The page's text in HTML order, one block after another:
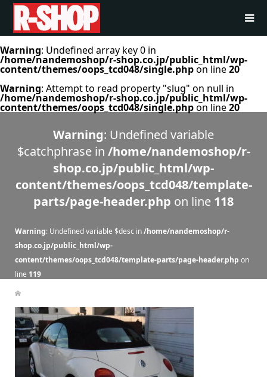
Warning: Undefined array key 0 in
/home/nandemoshop/r-shop.co.jp/public_html/wp-
content/themes/oops_tcd048/single.phpon line20
Warning: Attempt to read property "slug" on null in
/home/nandemoshop/r-shop.co.jp/public_html/wp-
content/themes/oops_tcd048/single.phpon line20
Warning: Undefined variable
$catchphrase in /home/nandemoshop/r-
shop.co.jp/public_html/wp-
content/themes/oops_tcd048/template-
parts/page-header.php on line 118
Warning: Undefined variable $desc in/home/nandemoshop/r-
shop.co.jp/public_html/wp-
content/themes/oops_tcd048/template-parts/page-header.php on
line 119